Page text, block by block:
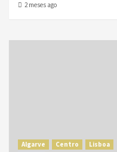
2 meses ago
Algarve Centro
Lisboa